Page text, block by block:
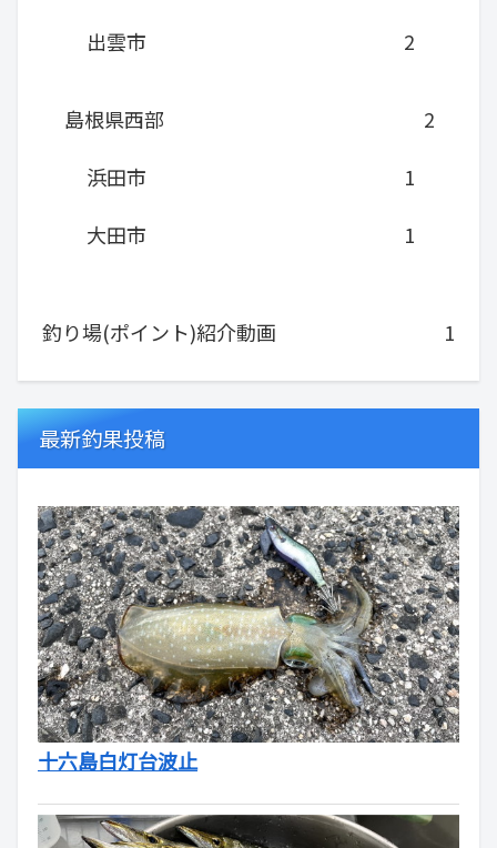
出雲市
2
島根県西部
2
浜田市
1
大田市
1
釣り場(ポイント)紹介動画 1
最新釣果投稿
十六島白灯台波止